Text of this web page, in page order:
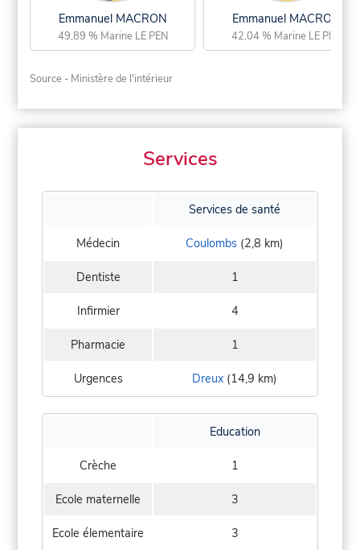
Emmanuel MACRON
49,89 % Marine LE PEN
Emmanuel MACRON
42,04 % Marine LE PEN
Source - Ministère de l'intérieur
Services
Services de santé
Médecin Coulombs (2,8 km)
Dentiste 1
Infirmier 4
Pharmacie 1
Urgences Dreux (14,9 km)
Education
Crèche 1
Ecole maternelle 3
Ecole élementaire 3